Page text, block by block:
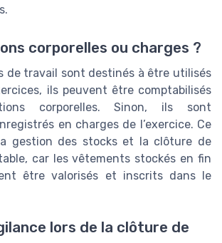
corporelles ou charges ?
de travail sont destinés à être utilisés
ils peuvent être comptabilisés
corporelles. Sinon, ils sont
en charges de l’exercice. Ce
gestion des stocks et la clôture de
car les vêtements stockés en fin
être valorisés et inscrits dans le
lors de la clôture de